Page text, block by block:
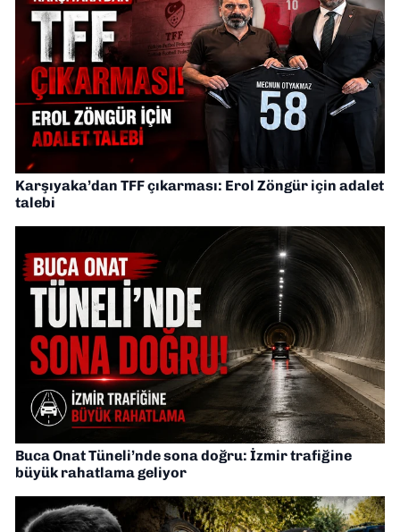
Karşıyaka’dan TFF çıkarması: Erol Zöngür için adalet
talebi
Buca Onat Tüneli’nde sona doğru: İzmir trafiğine
büyük rahatlama geliyor